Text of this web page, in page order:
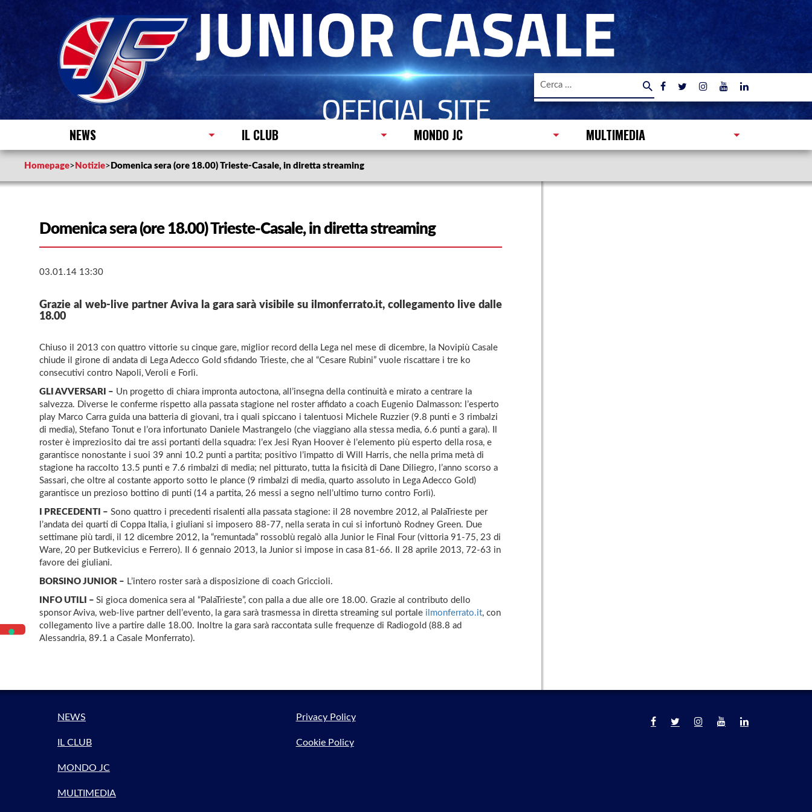
Ricerca
NEWS IL CLUB MONDO JC MULTIMEDIA
Homepage> Notizie> Domenica sera (ore 18.00) Trieste-Casale, in diretta streaming
Domenica sera (ore 18.00) Trieste-Casale, in diretta streaming
03.01.14 13:30
Grazie al web-live partner Aviva la gara sarà visibile su ilmonferrato.it, collegamento live dalle
18.00
Chiuso il 2013 con quattro vittorie su cinque gare, miglior record della Lega nel mese di dicembre, la Novipiù Casale
chiude il girone di andata di Lega Adecco Gold sfidando Trieste, che al “Cesare Rubini” vuole riscattare i tre ko
consecutivi contro Napoli, Veroli e Forlì.
GLI AVVERSARI – Un progetto di chiara impronta autoctona, all’insegna della continuità e mirato a centrare la
salvezza. Diverse le conferme rispetto alla passata stagione nel roster affidato a coach Eugenio Dalmasson: l’esperto
play Marco Carra guida una batteria di giovani, tra i quali spiccano i talentuosi Michele Ruzzier (9.8 punti e 3 rimbalzi
di media), Stefano Tonut e l’ora infortunato Daniele Mastrangelo (che viaggiano alla stessa media, 6.6 punti a gara). Il
roster è impreziosito dai tre assi portanti della squadra: l’ex Jesi Ryan Hoover è l’elemento più esperto della rosa, e
garantisce nonostante i suoi 39 anni 10.2 punti a partita; positivo l’impatto di Will Harris, che nella prima metà di
stagione ha raccolto 13.5 punti e 7.6 rimbalzi di media; nel pitturato, tutta la fisicità di Dane Diliegro, l’anno scorso a
Sassari, che oltre al costante apporto sotto le plance (9 rimbalzi di media, quarto assoluto in Lega Adecco Gold)
garantisce un prezioso bottino di punti (14 a partita, 26 messi a segno nell’ultimo turno contro Forlì).
I PRECEDENTI – Sono quattro i precedenti risalenti alla passata stagione: il 28 novembre 2012, al PalaTrieste per
l’andata dei quarti di Coppa Italia, i giuliani si imposero 88-77, nella serata in cui si infortunò Rodney Green. Due
settimane più tardi, il 12 dicembre 2012, la “remuntada” rossoblù regalò alla Junior le Final Four (vittoria 91-75, 23 di
Ware, 20 per Butkevicius e Ferrero). Il 6 gennaio 2013, la Junior si impose in casa 81-66. Il 28 aprile 2013, 72-63 in
favore dei giuliani.
BORSINO JUNIOR – L’intero roster sarà a disposizione di coach Griccioli.
INFO UTILI – Si gioca domenica sera al “PalaTrieste”, con palla a due alle ore 18.00. Grazie al contributo dello
sponsor Aviva, web-live partner dell’evento, la gara sarà trasmessa in diretta streaming sul portale ilmonferrato.it, con
collegamento live a partire dalle 18.00. Inoltre la gara sarà raccontata sulle frequenze di Radiogold (88.8 ad
Alessandria, 89.1 a Casale Monferrato).
NEWS
IL CLUB
MONDO JC
MULTIMEDIA
Privacy Policy
Cookie Policy